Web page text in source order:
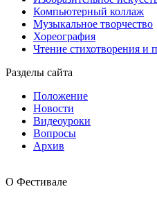
Компьютерный коллаж
Музыкальное творчество
Хореография
Чтение стихотворения и
Разделы сайта
Положение
Новости
Видеоуроки
Вопросы
Архив
О Фестивале